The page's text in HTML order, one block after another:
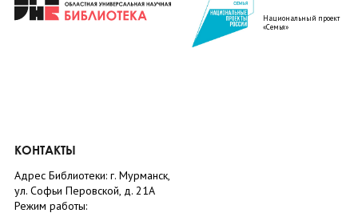
Национальный проект
«Семья»
КОНТАКТЫ
Адрес Библиотеки: г. Мурманск,
ул. Софьи Перовской, д. 21А
Режим работы: